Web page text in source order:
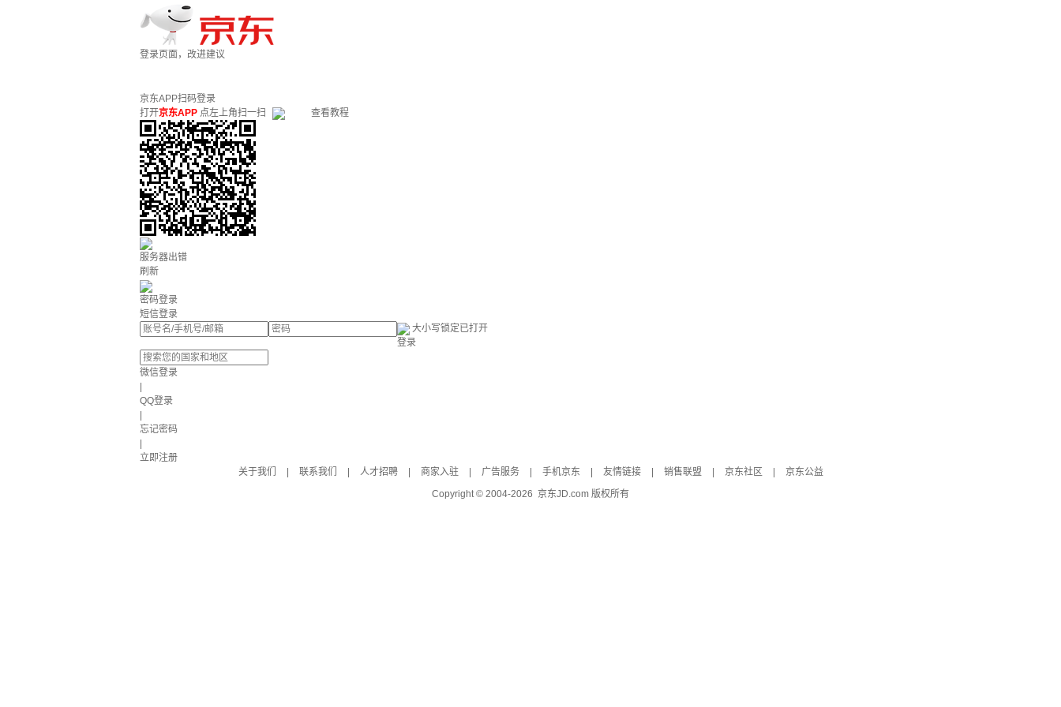
登录页面，改进建议
京东APP扫码登录
打开京东APP 点左上角扫一扫 查看教程
服务器出错
刷新
密码登录
短信登录
大小写锁定已打开
登录
微信登录
QQ登录
忘记密码
立即注册
关于我们
联系我们 人才招聘 商家入驻 广告服务 手机京东 友情链接 销售联盟 京东社区
京东公益
Copyright © 2004-2026 京东JD.com 版权所有